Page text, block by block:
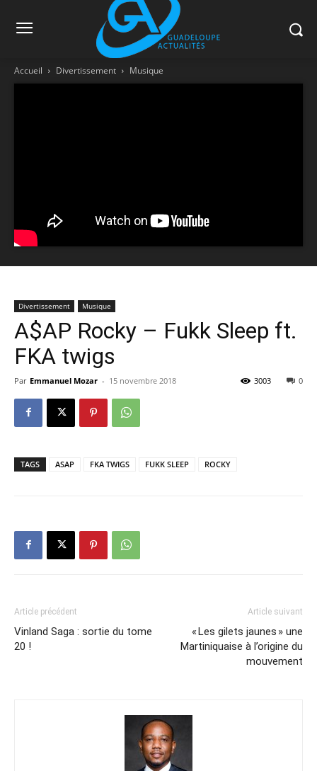
Accueil Divertissement Musique
Divertissement Musique
A$AP Rocky – Fukk Sleep ft.
FKA twigs
Par Emmanuel Mozar - 15 novembre 2018 0
3003
TAGS ASAP FKA TWIGS FUKK SLEEP ROCKY
Article précédent
Vinland Saga : sortie du tome
20 !
Article suivant
« Les gilets jaunes » une
Martiniquaise à l’origine du
mouvement